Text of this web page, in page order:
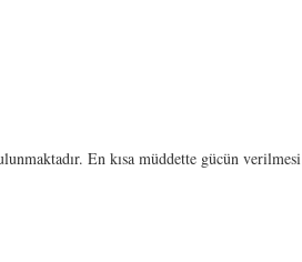
En kısa müddette gücün verilmesi